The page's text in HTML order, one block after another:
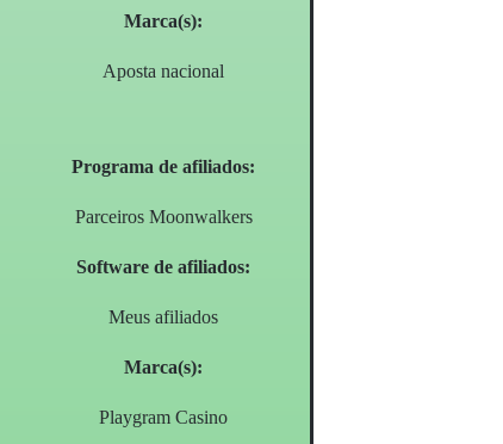
Marca(s):
Aposta nacional
Programa de afiliados:
Parceiros Moonwalkers
Software de afiliados:
Meus afiliados
Marca(s):
Playgram Casino